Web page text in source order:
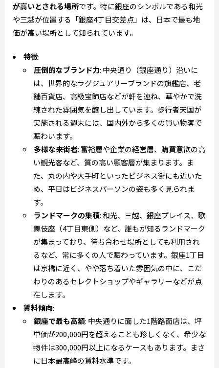
が高いとされる場所です。特に銀座のシンボルである和光
や三越が位置する「銀座4丁目交差点」は、日本で最も地
価が高い場所として知られています。
特徴:
圧倒的なブランド力: 中央通り（銀座通り）沿いに
は、世界的なラグジュアリーブランドの旗艦店、老
舗百貨店、高級宝飾店などが軒を連ね、華やかで洗
練された雰囲気を醸し出しています。歩行者天国が
実施される週末には、国内外から多くの買い物客で
賑わいます。
多様な来街者: 富裕層や企業の経営層、購買意欲の高
い観光客など、質の高い顧客層が集まります。ま
た、丸の内や大手町といったビジネス街にも近いた
め、平日はビジネスパーソンの姿も多く見られま
す。
ランドマークの集積: 和光、三越、銀座プレイス、歌
舞伎座（4丁目東側）など、誰もが知るランドマーク
が集まっており、待ち合わせ場所としても利用され
るなど、常に多くの人で賑わっています。銀座1丁目
は京橋に近く、やや落ち着いた雰囲気の中に、こだ
わりのあるセレクトショップやギャラリーなどが点
在します。
賃料傾向:
銀座で最も高額: 中央通りに面した1階路面店は、坪
単価が200,000円を超えることも珍しくなく、希少な
物件は300,000円以上になるケースもあります。まさ
に日本最高峰の賃料水準です。